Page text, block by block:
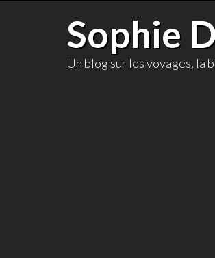
Sophie
Un blog sur les voyages, la